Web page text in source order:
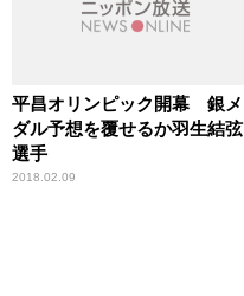
平昌オリンピック開幕 銀メ
ダル予想を覆せるか羽生結弦
選手
2018.02.09